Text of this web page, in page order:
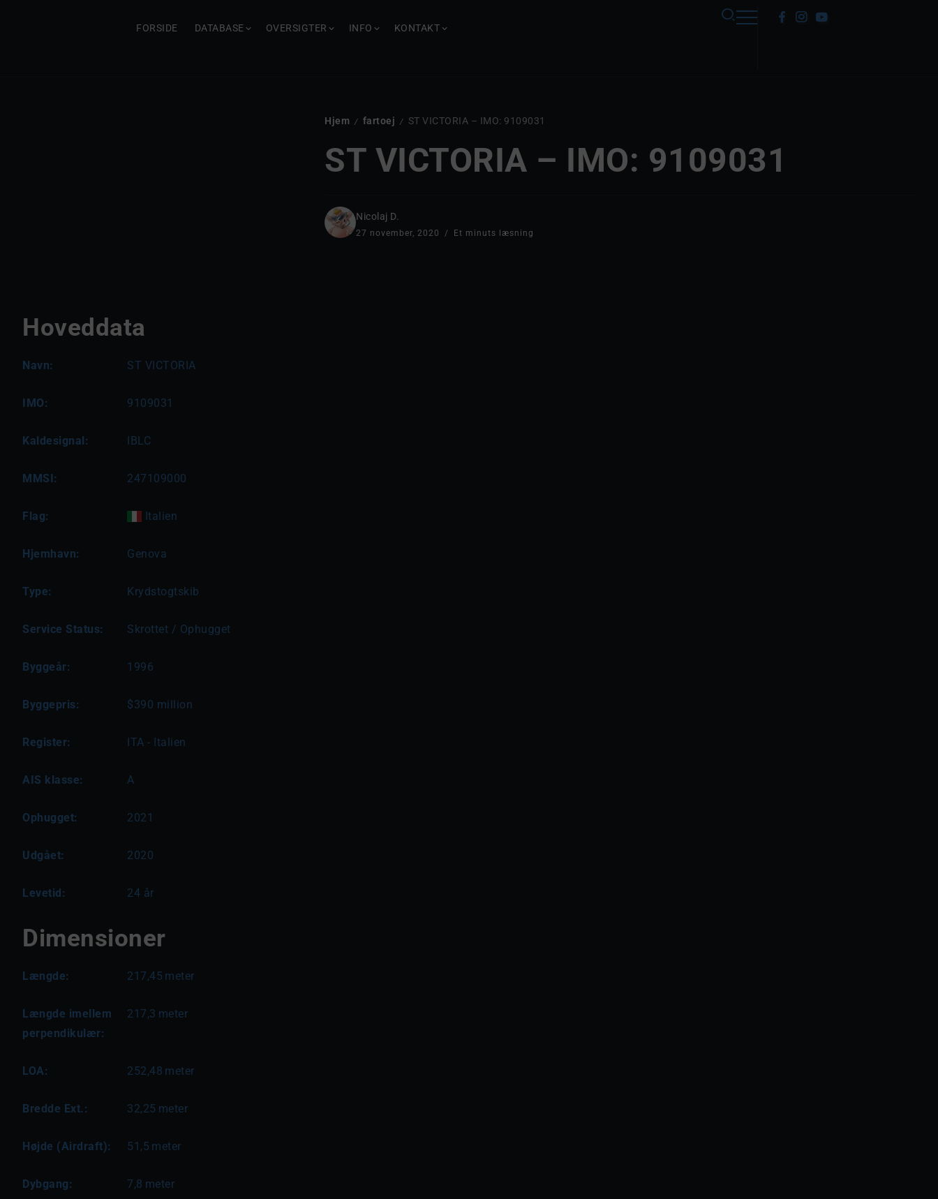
FORSIDE DATABASE OVERSIGTER INFO KONTAKT
Hjem / fartoej / ST VICTORIA – IMO: 9109031
ST VICTORIA – IMO: 9109031
Nicolaj D.
27 november, 2020 Et minuts læsning
Hoveddata
Navn: ST VICTORIA
IMO: 9109031
Kaldesignal: IBLC
MMSI: 247109000
Flag: Italien
Hjemhavn: Genova
Type: Krydstogtskib
Service Status: Skrottet / Ophugget
Byggeår: 1996
Byggepris: $390 million
Register: ITA - Italien
AIS klasse: A
Ophugget: 2021
Udgået: 2020
Levetid: 24 år
Dimensioner
Længde: 217,45 meter
Længde imellem
perpendikulær:
217,3 meter
LOA: 252,48 meter
Bredde Ext.: 32,25 meter
Højde (Airdraft): 51,5 meter
Dybgang: 7,8 meter